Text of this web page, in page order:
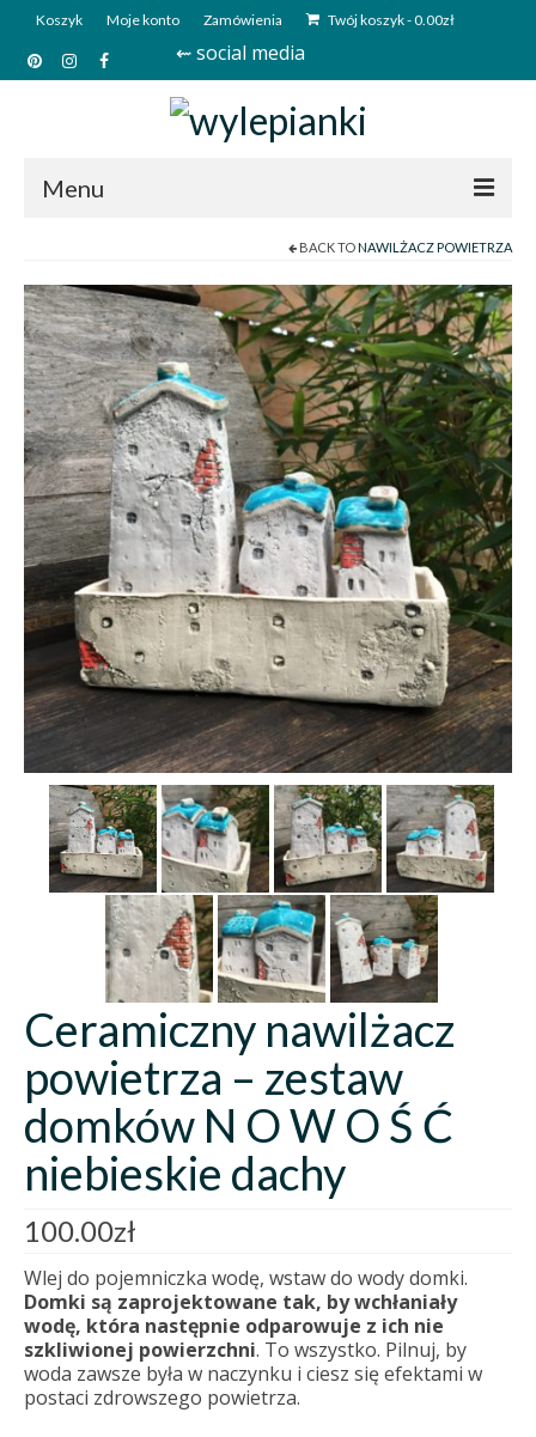
Koszyk Moje konto Zamówienia Twój koszyk-0.00zł
⇜ social media
Menu
Sklep
Kim jesteśmy?
Kontakt
Deutsch
BACK TONAWILŻACZ POWIETRZA
Ceramiczny nawilżacz
powietrza – zestaw
domków N O W O Ś Ć
niebieskie dachy
100.00zł
Wlej do pojemniczka wodę, wstaw do wody domki.
Domki są zaprojektowane tak, by wchłaniały
wodę, która następnie odparowuje z ich nie
szkliwionej powierzchni. To wszystko. Pilnuj, by
woda zawsze była w naczynku i ciesz się efektami w
postaci zdrowszego powietrza.